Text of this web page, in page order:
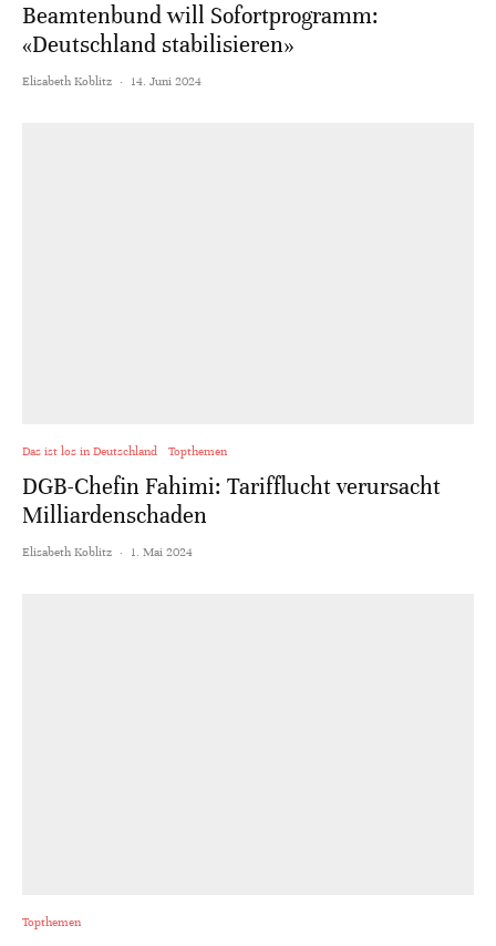
Beamtenbund will Sofortprogramm:
«Deutschland stabilisieren»
Elisabeth Koblitz · 14. Juni 2024
Das ist los in Deutschland Topthemen
DGB-Chefin Fahimi: Tarifflucht verursacht
Milliardenschaden
Elisabeth Koblitz · 1. Mai 2024
Topthemen